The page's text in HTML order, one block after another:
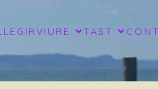
VIURE TAST